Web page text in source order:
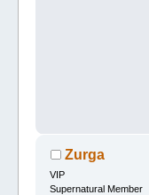
Zurga
VIP
Supernatural Member